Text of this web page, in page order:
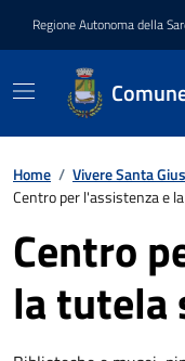
Regione Autonoma della
Home / Vivere Santa
Centro per l'assistenza e
Centro
la tutela